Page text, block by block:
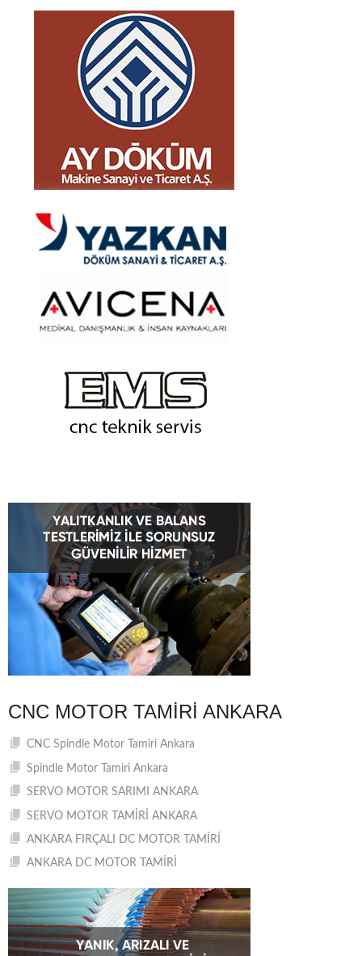
CNC MOTOR TAMIRI ANKARA
CNC Spindle Motor Tamiri Ankara
Spindle Motor Tamiri Ankara
SERVO MOTOR SARIMI ANKARA
SERVO MOTOR TAMİRİ ANKARA
ANKARA FIRÇALI DC MOTOR TAMİRİ
ANKARA DC MOTOR TAMİRİ